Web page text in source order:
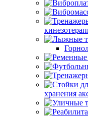
хранения